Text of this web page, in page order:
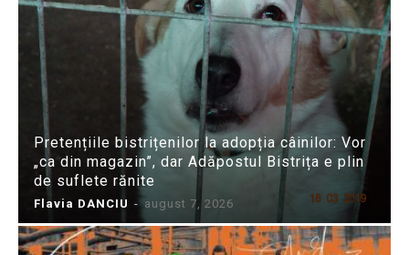
Pretențiile bistrițenilor la adopția câinilor: Vor
„ca din magazin”, dar Adăpostul Bistrița e plin
de suflete rănite
Flavia DANCIU - august 7, 2026